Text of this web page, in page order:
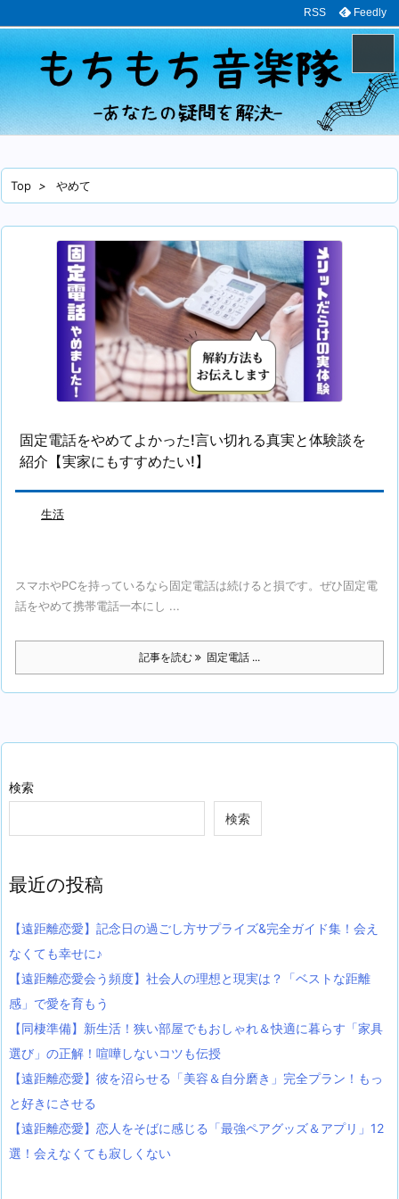
メニュ
RSS Feedly
Top > やめて
固定電話をやめてよかった!言い切れる真実と体験談を
紹介【実家にもすすめたい!】
生活
スマホやPCを持っているなら固定電話は続けると損です。ぜひ固定電
話をやめて携帯電話一本にし ...
記事を読む 固定電話 ...
検索
検索
最近の投稿
【遠距離恋愛】記念日の過ごし方サプライズ&完全ガイド集！会え
なくても幸せに♪
【遠距離恋愛会う頻度】社会人の理想と現実は？「ベストな距離
感」で愛を育もう
【同棲準備】新生活！狭い部屋でもおしゃれ＆快適に暮らす「家具
選び」の正解！喧嘩しないコツも伝授
【遠距離恋愛】彼を沼らせる「美容＆自分磨き」完全プラン！もっ
と好きにさせる
【遠距離恋愛】恋人をそばに感じる「最強ペアグッズ＆アプリ」12
選！会えなくても寂しくない